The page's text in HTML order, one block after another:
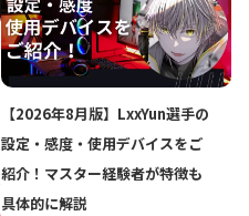
【2026年8月版】LxxYun選手の
設定・感度・使用デバイスをご
紹介！マスター経験者が特徴も
具体的に解説